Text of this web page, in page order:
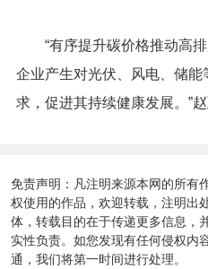
“有序提升碳价格推动高
企业产生对光伏、风电、储
求，促进其持续健康发展。”赵
免责声明：凡注明来源本网的所有
权使用的作品，欢迎转载，注明出
体，转载目的在于传递更多信息，
实性负责。如您发现有任何侵权内
通，我们将第一时间进行处理。